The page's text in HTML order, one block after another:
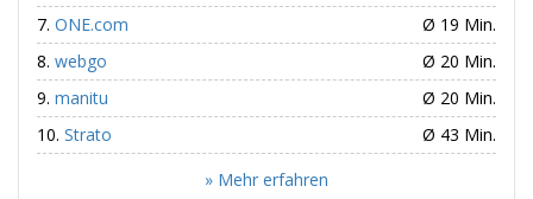
ONE.com
Ø 19 Min.
webgo
Ø 20 Min.
manitu
Ø 20 Min.
Strato
Ø 43 Min.
» Mehr erfahren